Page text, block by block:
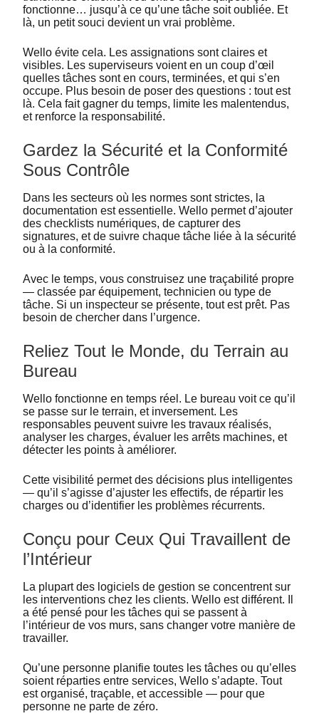
fonctionne… jusqu’à ce qu’une tâche soit oubliée. Et
là, un petit souci devient un vrai problème.
Wello évite cela. Les assignations sont claires et
visibles. Les superviseurs voient en un coup d’œil
quelles tâches sont en cours, terminées, et qui s’en
occupe. Plus besoin de poser des questions : tout est
là. Cela fait gagner du temps, limite les malentendus,
et renforce la responsabilité.
Gardez la Sécurité et la Conformité
Sous Contrôle
Dans les secteurs où les normes sont strictes, la
documentation est essentielle. Wello permet d’ajouter
des checklists numériques, de capturer des
signatures, et de suivre chaque tâche liée à la sécurité
ou à la conformité.
Avec le temps, vous construisez une traçabilité propre
— classée par équipement, technicien ou type de
tâche. Si un inspecteur se présente, tout est prêt. Pas
besoin de chercher dans l’urgence.
Reliez Tout le Monde, du Terrain au
Bureau
Wello fonctionne en temps réel. Le bureau voit ce qu’il
se passe sur le terrain, et inversement. Les
responsables peuvent suivre les travaux réalisés,
analyser les charges, évaluer les arrêts machines, et
détecter les points à améliorer.
Cette visibilité permet des décisions plus intelligentes
— qu’il s’agisse d’ajuster les effectifs, de répartir les
charges ou d’identifier les problèmes récurrents.
Conçu pour Ceux Qui Travaillent de
l’Intérieur
La plupart des logiciels de gestion se concentrent sur
les interventions chez les clients. Wello est différent. Il
a été pensé pour les tâches qui se passent à
l’intérieur de vos murs, sans changer votre manière de
travailler.
Qu’une personne planifie toutes les tâches ou qu’elles
soient réparties entre services, Wello s’adapte. Tout
est organisé, traçable, et accessible — pour que
personne ne parte de zéro.